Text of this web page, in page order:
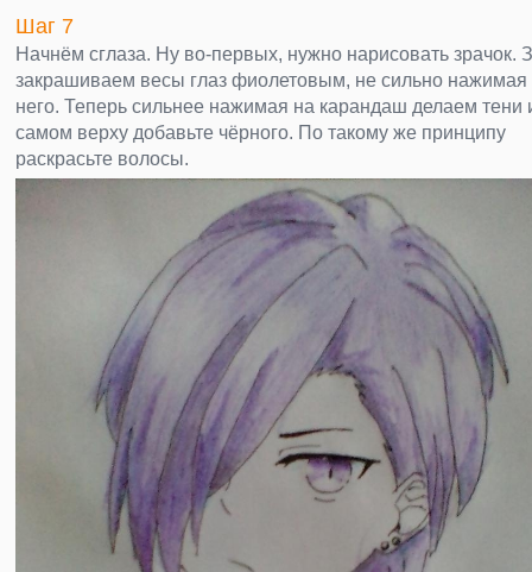
Шаг 7
Начнём сглаза. Ну во-первых, нужно нарисовать зрачок.
закрашиваем весы глаз фиолетовым, не сильно нажимая
него. Теперь сильнее нажимая на карандаш делаем тени
самом верху добавьте чёрного. По такому же принципу
раскрасьте волосы.